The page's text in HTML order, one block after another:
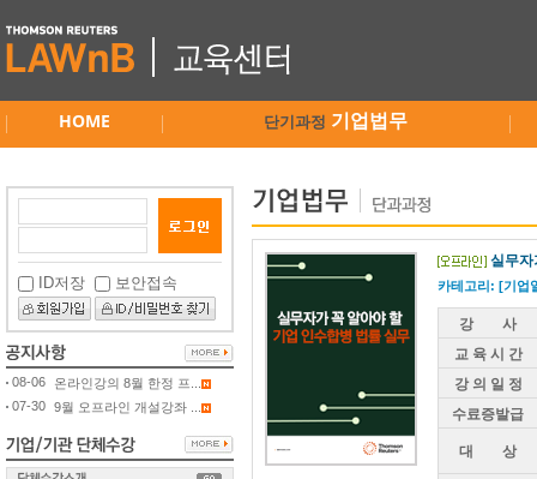
HOME 단기과정 기업법무
ID저장 보안접속
08-06
온라인강의 8월 한정 프...
07-30 9월 오프라인 개설강좌 ...
실무자
카테고리: [기업
강 사
교 육 시 간
강 의 일 정
수료증발급
대 상